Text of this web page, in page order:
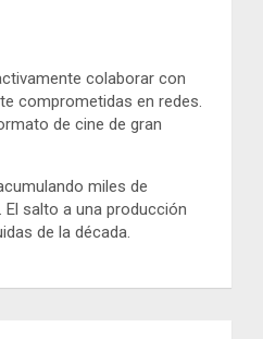
colaborar con
comprometidas en redes.
de cine de gran
miles de
salto a una producción
de la década.